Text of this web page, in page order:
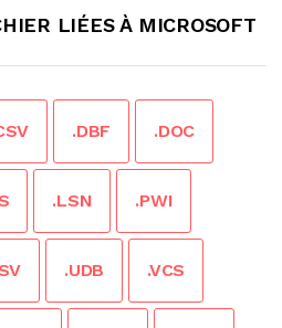
LIÉES À MICROSOFT
.DBF .DOC
.LSN .PWI
.UDB .VCS